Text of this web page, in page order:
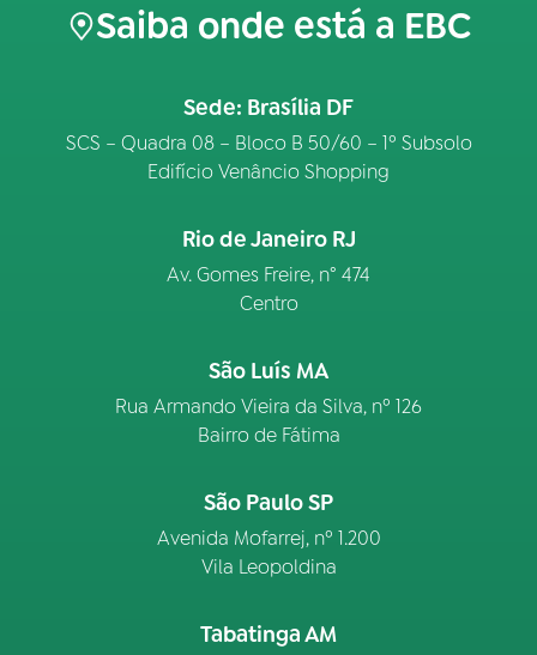
Saiba onde está a EBC
Sede: Brasília DF
SCS – Quadra 08 – Bloco B 50/60 – 1º Subsolo
Edifício Venâncio Shopping
Rio de Janeiro RJ
Av. Gomes Freire, n° 474
Centro
São Luís MA
Rua Armando Vieira da Silva, nº 126
Bairro de Fátima
São Paulo SP
Avenida Mofarrej, nº 1.200
Vila Leopoldina
Tabatinga AM